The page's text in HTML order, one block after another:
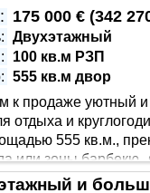
175 000 € (342
Двухэтажный
100 кв.м РЗП
555 кв.м двор
к продаже уютный
отдыха и
555 кв.м.,
или зоны
с кухней,
и